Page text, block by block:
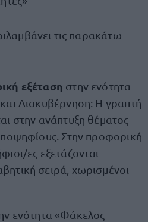
τις παρακάτω
εξέταση στην ενότητα
Διακυβέρνηση: Η γραπτή
στην ανάπτυξη θέματος
Στην προφορική
ες εξετάζονται
σειρά, χωρισμένοι
ενότητα «Φάκελος